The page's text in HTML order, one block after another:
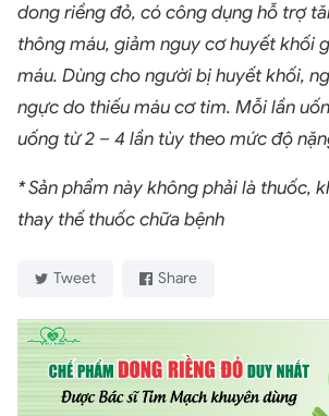
dong riềng đỏ, có công dụng hỗ trợ
thông máu, giảm nguy cơ huyết khối
máu. Dùng cho người bị huyết khối,
ngực do thiếu máu cơ tim. Mỗi lần
uống từ 2 – 4 lần tùy theo mức độ
* Sản phẩm này không phải là thuốc,
thay thế thuốc chữa bệnh
Tweet Share